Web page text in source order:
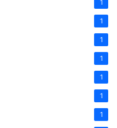
1
1
1
1
1
1
1